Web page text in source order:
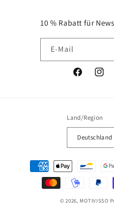
10 % Rabatt für
E-Mail
Facebook
Land/Region
Zahlungsmethoden
© 2026, MOTIVISSO